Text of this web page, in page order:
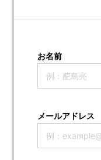
お名前
メールアドレス